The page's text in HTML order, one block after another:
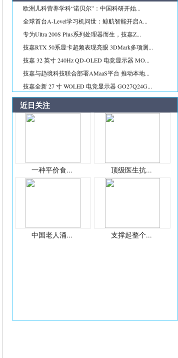
欧洲儿科营养学科“诺贝尔”：中国科研开始...
全球首台A-Level学习机问世：鲸航智能开启A...
专为Ultra 200S Plus系列处理器而生，技嘉Z...
技嘉RTX 50系显卡超频表现亮眼 3DMark多项测...
技嘉 32 英寸 240Hz QD-OLED 电竞显示器 MO...
技嘉与趋境科技联合部署AMaaS平台 推动本地...
技嘉全新 27 寸 WOLED 电竞显示器 GO27Q24G...
近日关注
一种平价食... 顶级医生抗...
中国老人涌... 支撑起整个...